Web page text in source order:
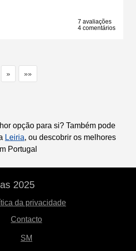
7 avaliações
4 comentários
» »»
opção para si? Também pode
Leiria, ou descobrir os melhores
Portugal
2025
da privacidade
Contacto
SM